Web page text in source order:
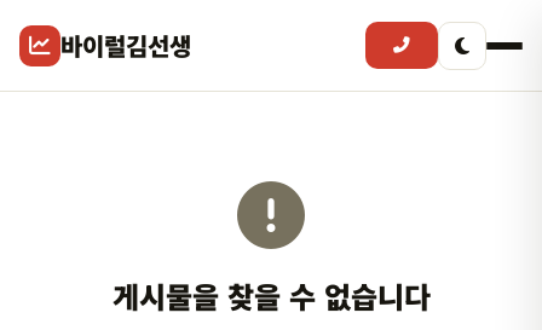
바이럴김선생
게시물을 찾을 수 없습니다